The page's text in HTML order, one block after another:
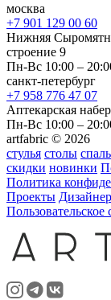
москва
+7 901 129 00 60
Нижняя
строение 9
Пн-Вс 10:00 –
санкт-петербург
+7 958 776 47 07
Аптекарская
Пн-Вс 10:00 –
artfabric © 2026
стулья столы
скидки новинки
Политика
Проекты
Пользовательское